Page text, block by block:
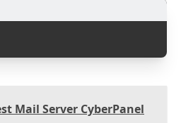
Mail Server CyberPanel